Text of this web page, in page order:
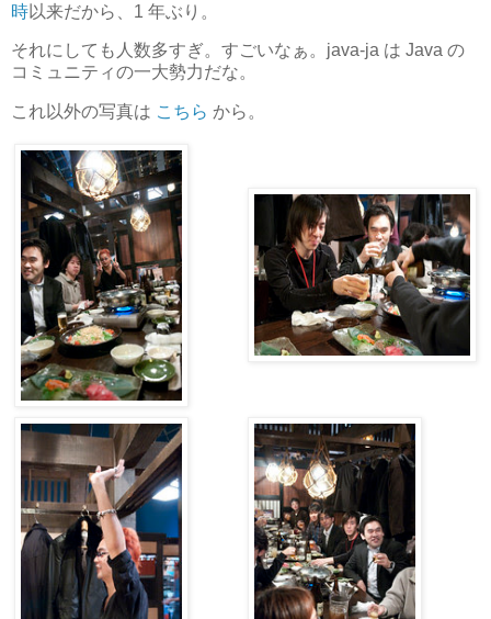
時以来だから、1 年ぶり。
それにしても人数多すぎ。すごいなぁ。java-ja は Java の
コミュニティの一大勢力だな。
これ以外の写真は こちら から。